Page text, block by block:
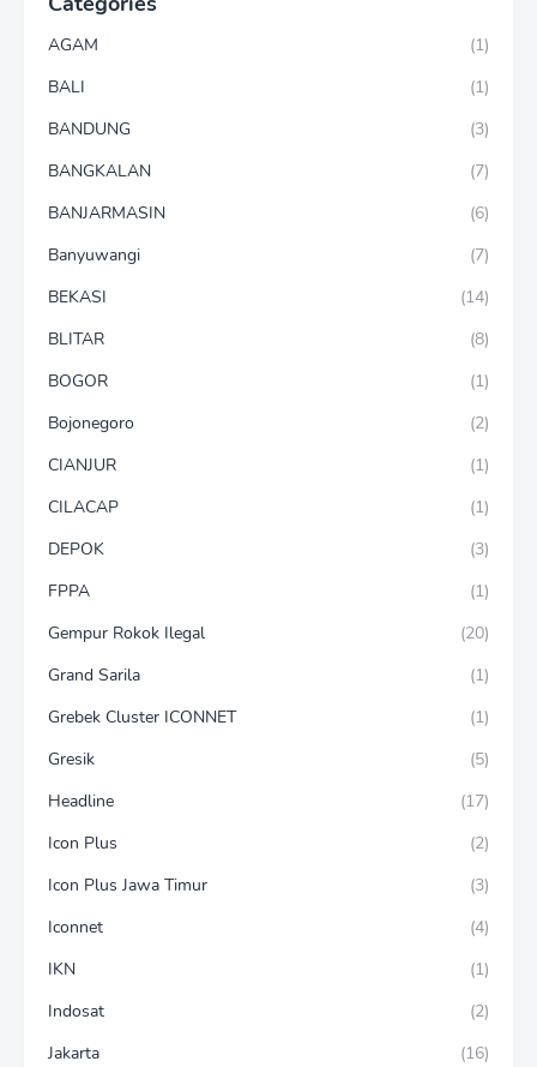
AGAM
(1)
BALI
(1)
BANDUNG
(3)
BANGKALAN
(7)
BANJARMASIN
(6)
Banyuwangi
(7)
BEKASI
(14)
BLITAR
(8)
BOGOR
(1)
Bojonegoro
(2)
CIANJUR
(1)
CILACAP
(1)
DEPOK
(3)
FPPA
(1)
Gempur Rokok Ilegal
(20)
Grand Sarila
(1)
Grebek Cluster ICONNET
(1)
Gresik
(5)
Headline
(17)
Icon Plus
(2)
Icon Plus Jawa Timur
(3)
Iconnet
(4)
IKN
(1)
Indosat
(2)
Jakarta
(16)